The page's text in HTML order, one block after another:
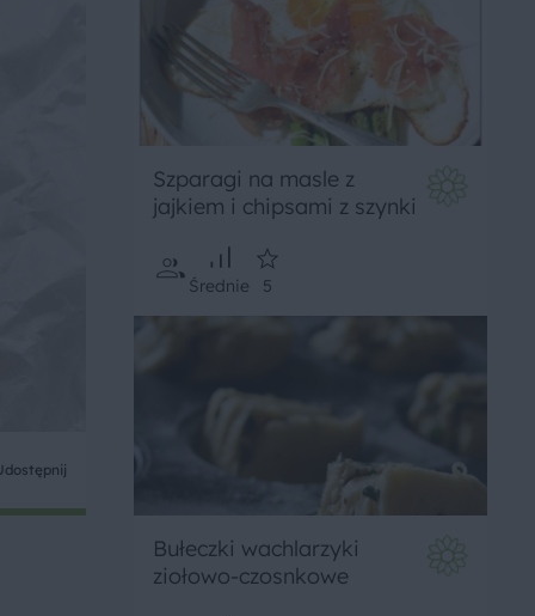
Szparagi na masle z
jajkiem i chipsami z szynki
Średnie 5
Bułeczki wachlarzyki
ziołowo-czosnkowe